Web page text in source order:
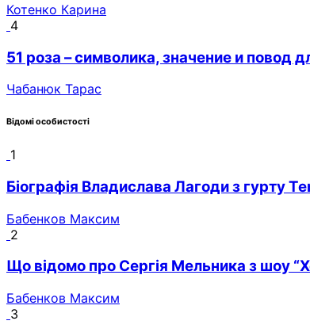
Котенко Карина
4
51 роза – символика, значение и повод
Чабанюк Тарас
Відомі особистості
1
Біографія Владислава Лагоди з гурту
Бабенков Максим
2
Що відомо про Сергія Мельника з шоу
Бабенков Максим
3